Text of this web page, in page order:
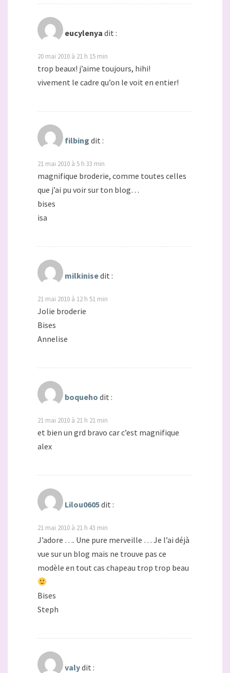
eucylenya dit :
20 mai 2010 à 21 h 15 min
trop beaux! j’aime toujours, hihi!
vivement le cadre qu’on le voit en entier!
filbing dit :
21 mai 2010 à 5 h 33 min
magnifique broderie, comme toutes celles
que j’ai pu voir sur ton blog…
bises
isa
milkinisedit :
21 mai 2010 à 12 h 51 min
Jolie broderie
Bises
Annelise
boqueho dit :
21 mai 2010 à 21 h 21 min
et bien un grd bravo car c’est magnifique
alex
Lilou0605dit :
21 mai 2010 à 21 h 43 min
J’adore …. Une pure merveille … Je l’ai déjà
vue sur un blog mais ne trouve pas ce
modèle en tout cas chapeau trop trop beau
Bises
Steph
valydit :